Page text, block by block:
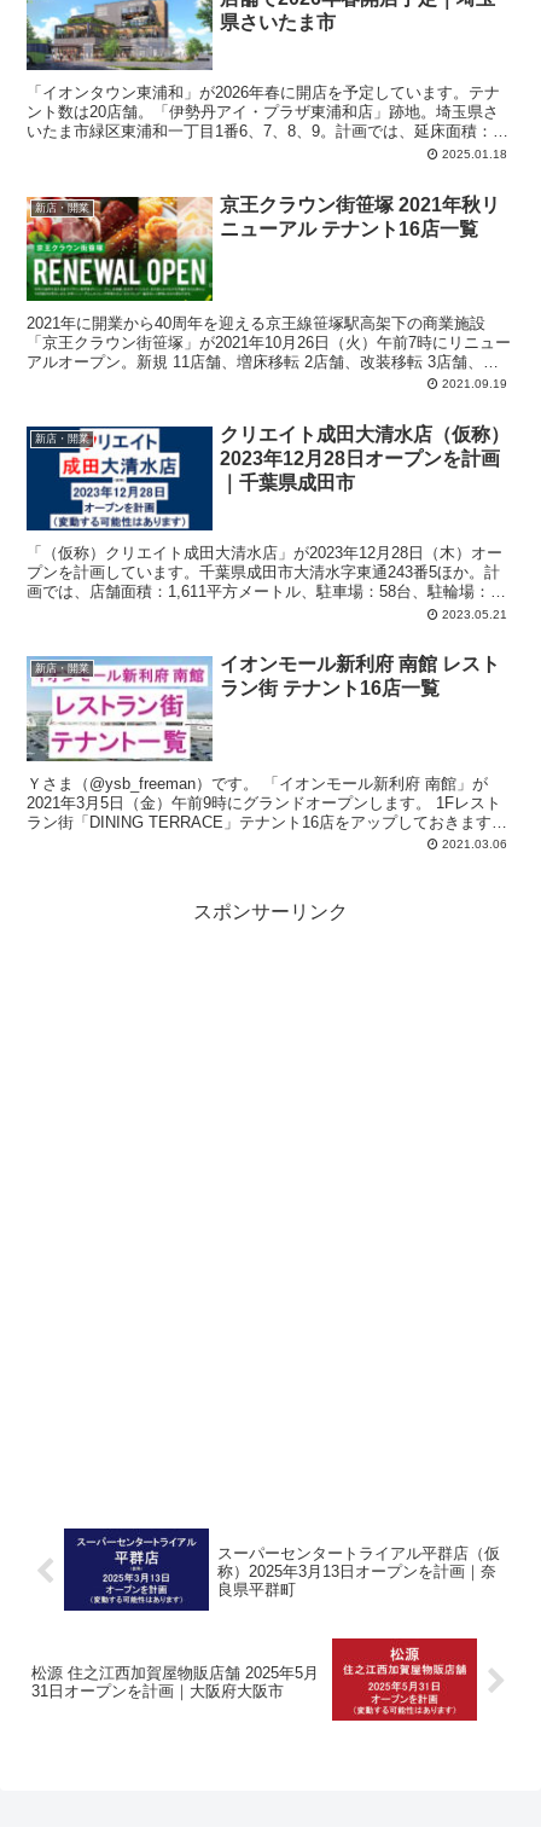
県さいたま市
「イオンタウン東浦和」が2026年春に開店を予定しています。テナ
ント数は20店舗。「伊勢丹アイ・プラザ東浦和店」跡地。埼玉県さ
いたま市緑区東浦和一丁目1番6、7、8、9。計画では、延床面積：約
5,600平方メートル、駐車場：約20台、駐輪場：約190台。2025.01.18
新店・開業
京王クラウン街笹塚 2021年秋リ
ニューアル テナント16店一覧
2021年に開業から40周年を迎える京王線笹塚駅高架下の商業施設
「京王クラウン街笹塚」が2021年10月26日（火）午前7時にリニュー
アルオープン。新規 11店舗、増床移転 2店舗、改装移転 3店舗、合
計16店舗の一覧をアップしておきます。笹塚エリア初の「スターバ
2021.09.19
新店・開業
クリエイト成田大清水店（仮称）
2023年12月28日オープンを計画
｜千葉県成田市
「（仮称）クリエイト成田大清水店」が2023年12月28日（木）オー
プンを計画しています。千葉県成田市大清水字東通243番5ほか。計
画では、店舗面積：1,611平方メートル、駐車場：58台、駐輪場：47
2023.05.21
新店・開業
イオンモール新利府 南館 レスト
ラン街 テナント16店一覧
Ｙさま（@ysb_freeman）です。 「イオンモール新利府 南館」が
2021年3月5日（金）午前9時にグランドオープンします。 1Fレスト
ラン街「DINING TERRACE」テナント16店をアップしておきます。
2021.03.06
スポンサーリンク
スーパーセンタートライアル平群店（仮
称）2025年3月13日オープンを計画｜奈
良県平群町
松源 住之江西加賀屋物販店舗 2025年5月
31日オープンを計画｜大阪府大阪市